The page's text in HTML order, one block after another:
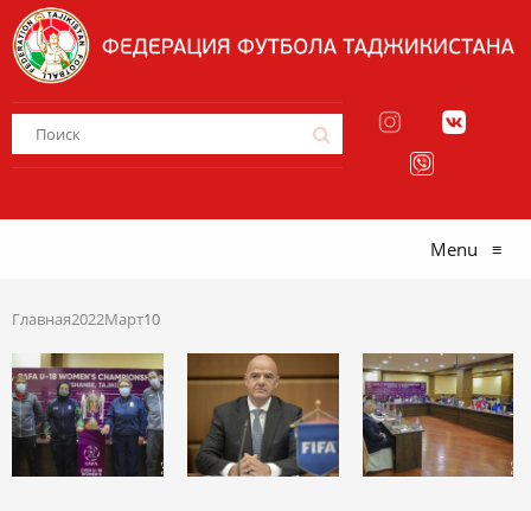
Menu ≡
Главная2022Март10